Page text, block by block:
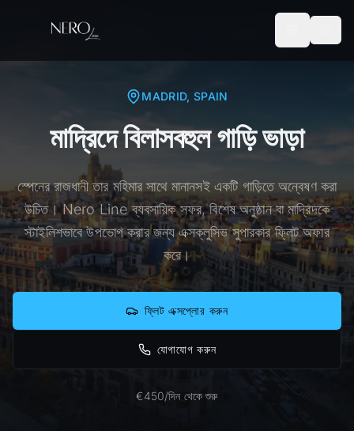
MADRID, SPAIN
মাদ্রিদে বিলাসবহুল গাড়ি ভাড়া
স্পেনের রাজধানী তার মহিমার সাথে মানানসই একটি গাড়িতে অন্বেষণ করা
উচিত। Nero Line ব্যবসায়িক সফর, বিশেষ অনুষ্ঠান বা মাদ্রিদকে
স্টাইলিশভাবে উপভোগ করার জন্য এক্সক্লুসিভ সুপারকার ফ্লিট অফার
করে।
ফ্লিট এক্সপ্লোর করুন
যোগাযোগ করুন
€450/দিন থেকে শুরু